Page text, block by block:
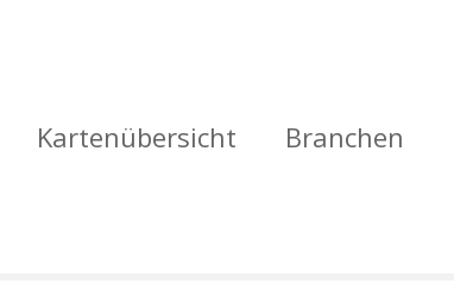
Kartenübersicht Branchen